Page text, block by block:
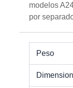
modelos
por
Peso